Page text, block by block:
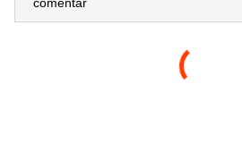
comentar